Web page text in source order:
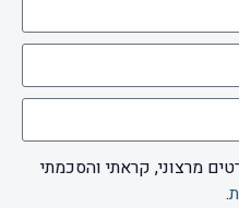
מרצוני, קראתי והסכמתי
.